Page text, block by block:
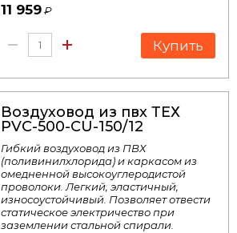
11 959₽
Купить
Воздуховод из пвх ТЕХ
PVC-500-CU-150/12
Гибкий воздуховод из ПВХ
(поливинилхлорида) и каркасом из
омедненной высокоуглеродистой
проволоки. Легкий, эластичный,
износоустойчивый. Позволяет отвести
статическое электричество при
заземлении стальной спирали.